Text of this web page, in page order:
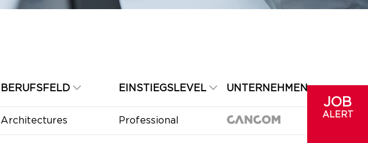
BERUFSFELD EINSTIEGSLEVEL UNTERNEHMEN
Architectures Professional
JOB
ALERT